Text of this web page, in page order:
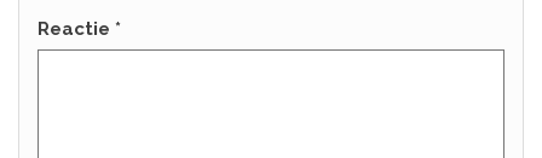
Reactie *